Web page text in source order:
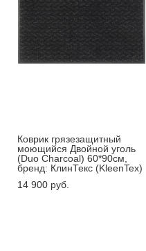
Коврик грязезащитный
моющийся Двойной уголь
(Duo Charcoal) 60*90см,
бренд: КлинТекс (KleenTex)
14 900 pуб.